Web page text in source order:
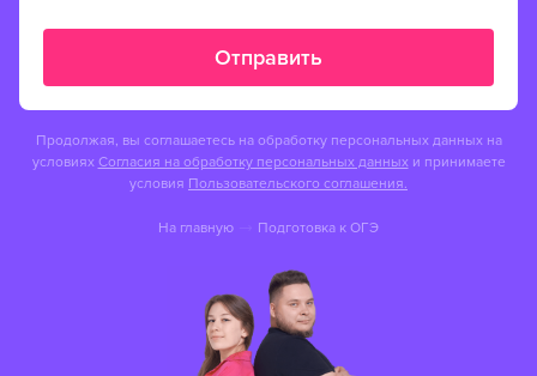
Отправить
Продолжая, вы соглашаетесь на обработку персональных данных на
условиях Согласия на обработку персональных данных и принимаете
условия Пользовательского соглашения.
На главную Подготовка к OГЭ